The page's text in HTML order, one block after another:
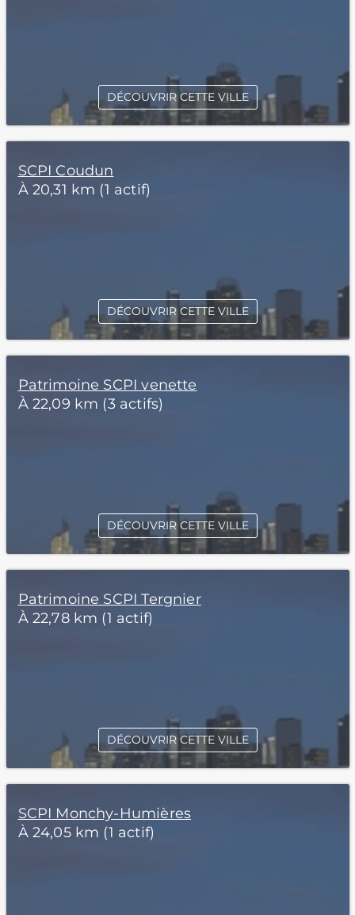
DÉCOUVRIR CETTE VILLE
SCPI Coudun
À 20,31 km (1 actif)
DÉCOUVRIR CETTE VILLE
Patrimoine SCPI venette
À 22,09 km (3 actifs)
DÉCOUVRIR CETTE VILLE
Patrimoine SCPI Tergnier
À 22,78 km (1 actif)
DÉCOUVRIR CETTE VILLE
SCPI Monchy-Humières
À 24,05 km (1 actif)